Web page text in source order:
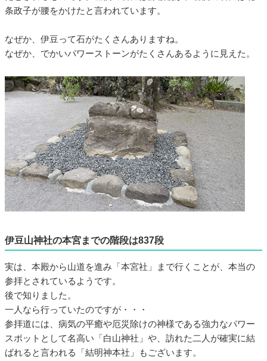
条政子が腰をかけたと言われています。
なぜか、伊豆って石がたくさんありますね。
なぜか、でかいパワーストーンがたくさんあるように見えた。
伊豆山神社の本宮までの階段は837段
実は、本殿から山道を進み「本宮社」まで行くことが、本当の
参拝とされているようです。
後で知りました。
一人なら行っていたのですが・・・
参拝道には、病気の平癒や厄災除けの神様である強力なパワー
スポットとして名高い「白山神社」や、訪れた二人が確実に結
ばれると言われる「結明神本社」もございます。